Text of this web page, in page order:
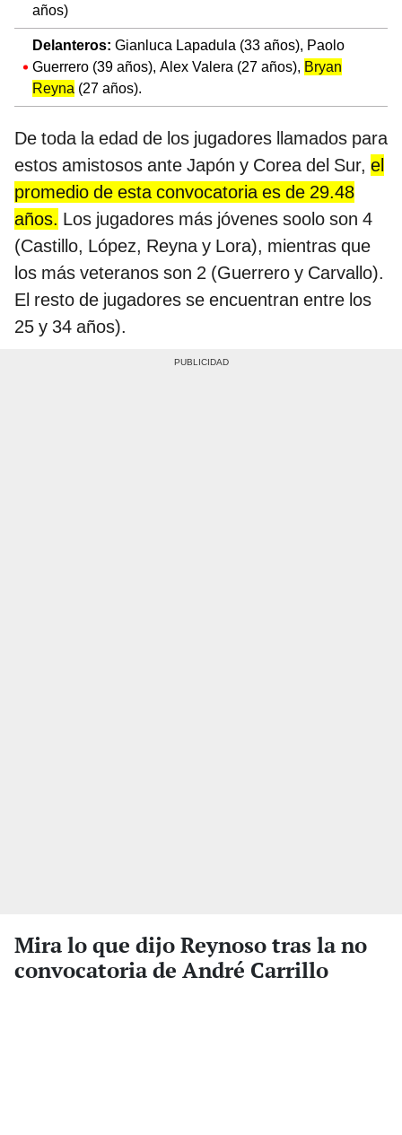
años)
Delanteros: Gianluca Lapadula (33 años), Paolo
Guerrero (39 años), Alex Valera (27 años), Bryan
Reyna (27 años).
De toda la edad de los jugadores llamados para
estos amistosos ante Japón y Corea del Sur, el
promedio de esta convocatoria es de 29.48
años. Los jugadores más jóvenes soolo son 4
(Castillo, López, Reyna y Lora), mientras que
los más veteranos son 2 (Guerrero y Carvallo).
El resto de jugadores se encuentran entre los
25 y 34 años).
Mira lo que dijo Reynoso tras la no
convocatoria de André Carrillo